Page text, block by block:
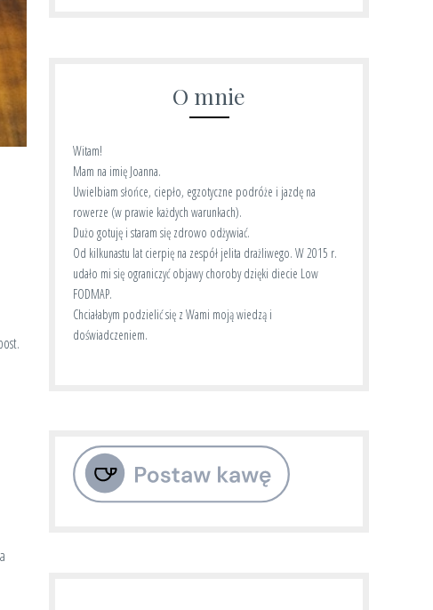
O mnie
Witam!
Mam na imię Joanna.
Uwielbiam słońce, ciepło, egzotyczne podróże i jazdę na
rowerze (w prawie każdych warunkach).
Dużo gotuję i staram się zdrowo odżywiać.
Od kilkunastu lat cierpię na zespół jelita drażliwego. W 2015 r.
udało mi się ograniczyć objawy choroby dzięki diecie Low
FODMAP.
Chciałabym podzielić się z Wami moją wiedzą i
doświadczeniem.